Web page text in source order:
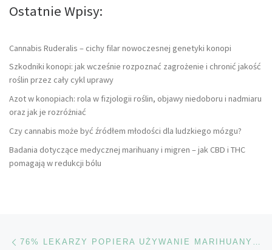
Ostatnie Wpisy:
Cannabis Ruderalis – cichy filar nowoczesnej genetyki konopi
Szkodniki konopi: jak wcześnie rozpoznać zagrożenie i chronić jakość
roślin przez cały cykl uprawy
Azot w konopiach: rola w fizjologii roślin, objawy niedoboru i nadmiaru
oraz jak je rozróżniać
Czy cannabis może być źródłem młodości dla ludzkiego mózgu?
Badania dotyczące medycznej marihuany i migren – jak CBD i THC
pomagają w redukcji bólu
Nawigacja wpisu 76% LEKARZY POPIERA UŻYWANIE MARIHUANY W CELACH MEDYCZNYCH